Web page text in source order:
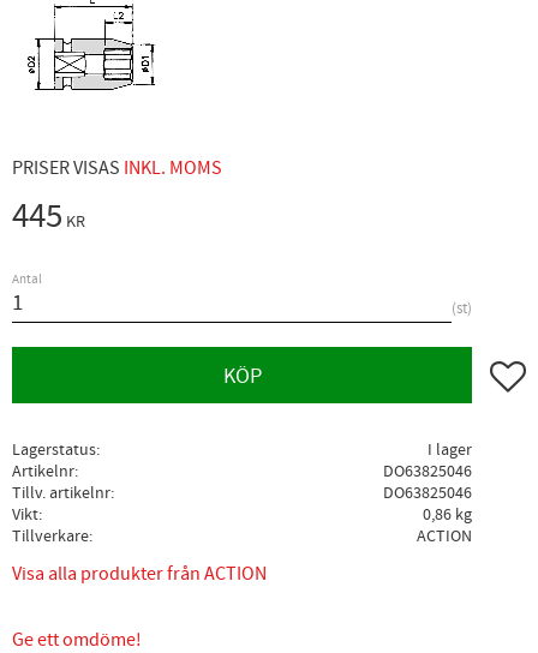
PRISER VISAS INKL. MOMS
445 KR
Antal
st
KÖP Lägg
Lagerstatus
I lager
Artikelnr
DO63825046
Tillv. artikelnr
DO63825046
Vikt
0,86 kg
Tillverkare
ACTION
Visa alla produkter från ACTION
Ge ett omdöme!